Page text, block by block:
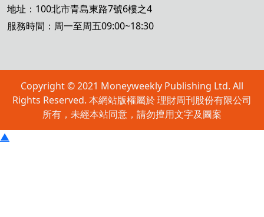
地址：100北市青島東路7號6樓之4
服務時間：周一至周五09:00~18:30
Copyright © 2021 Moneyweekly Publishing Ltd. All
Rights Reserved. 本網站版權屬於 理財周刊股份有限公司
所有，未經本站同意，請勿擅用文字及圖案
▲